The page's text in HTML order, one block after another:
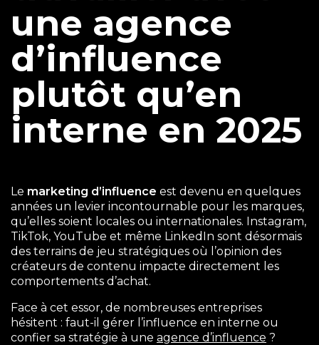
une agence
d’influence
plutôt qu’en
interne en 2025
Le marketing d’influence est devenu en quelques
années un levier incontournable pour les marques,
qu’elles soient locales ou internationales. Instagram,
TikTok, YouTube et même LinkedIn sont désormais
des terrains de jeu stratégiques où l’opinion des
créateurs de contenu impacte directement les
comportements d’achat.
Face à cet essor, de nombreuses entreprises
hésitent : faut-il gérer l’influence en interne ou
confier sa stratégie à une agence d’influence ?